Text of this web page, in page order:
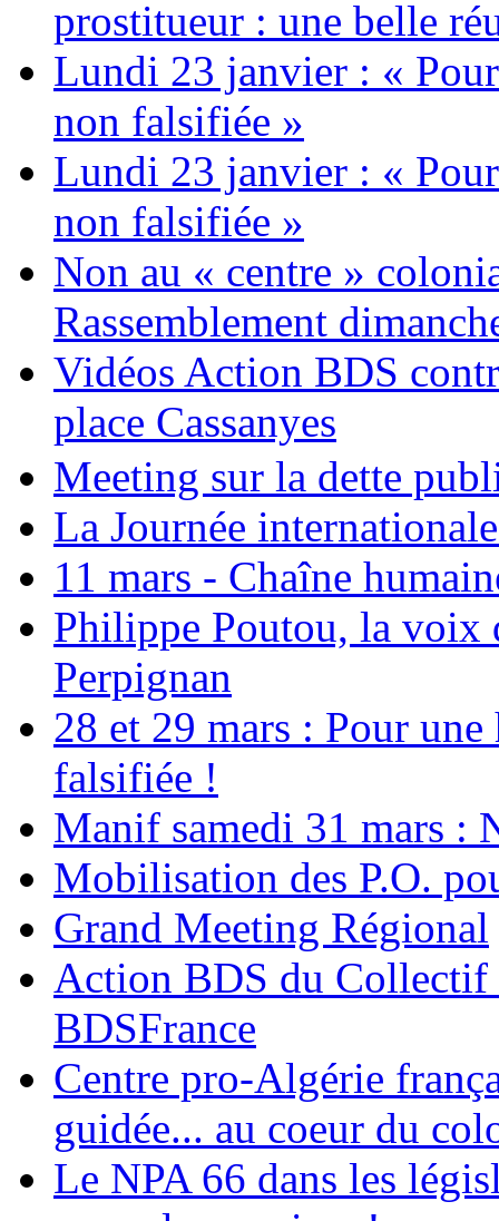
prostitueur : une belle
Lundi 23 janvier : «
non falsifiée »
Lundi 23 janvier : «
non falsifiée »
Non au « centre »
Rassemblement
Vidéos Action BDS
place Cassanyes
Meeting sur la dette
La Journée
11 mars - Chaîne
Philippe Poutou, la voix
Perpignan
28 et 29 mars : Pour
falsifiée !
Manif samedi 31 mars :
Mobilisation des P.O.
Grand Meeting Régional
Action BDS du Collectif
BDSFrance
Centre pro-Algérie
guidée... au coeur du
Le NPA 66 dans les